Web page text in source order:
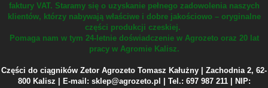
faktury VAT. Staramy się o uzyskanie pełnego zadowolenia naszych
klientów, którzy nabywają właściwe i dobre jakościowo – oryginalne
części produkcji czeskiej.
Pomaga nam w tym 24-letnie doświadczenie w Agrozeto oraz 20 lat
pracy w Agromie Kalisz.
Części do ciągników Zetor Agrozeto Tomasz Kałużny | Zachodnia 2, 62-
800 Kalisz | E-mail: sklep@agrozeto.pl | Tel.: 697 987 211 | NIP: